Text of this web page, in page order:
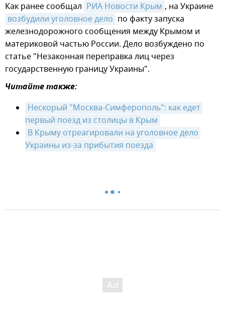
Как ранее сообщал РИА Новости Крым , на Украине
возбудили уголовное дело по факту запуска
железнодорожного сообщения между Крымом и
материковой частью России. Дело возбуждено по
статье "Незаконная переправка лиц через
государственную границу Украины".
Читайте также:
Нескорый "Москва-Симферополь": как едет
первый поезд из столицы в Крым
В Крыму отреагировали на уголовное дело
Украины из-за прибытия поезда